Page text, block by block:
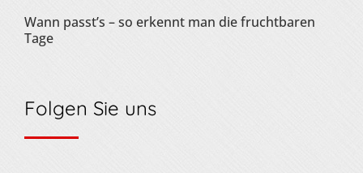
Wann passt’s – so erkennt man die fruchtbaren
Tage
Folgen Sie uns